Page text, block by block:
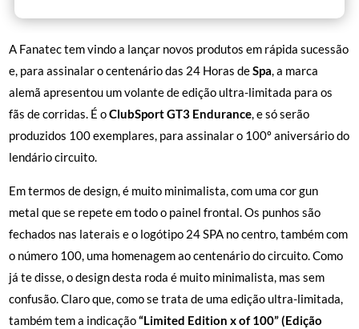
A Fanatec tem vindo a lançar novos produtos em rápida sucessão
e, para assinalar o centenário das 24 Horas deSpa, a marca
alemã apresentou um volante de edição ultra-limitada para os
fãs de corridas. É oClubSport GT3 Endurance, e só serão
produzidos 100 exemplares, para assinalar o 100º aniversário do
lendário circuito.
Em termos de design, é muito minimalista, com uma cor gun
metal que se repete em todo o painel frontal. Os punhos são
fechados nas laterais e o logótipo 24 SPA no centro, também com
o número 100, uma homenagem ao centenário do circuito. Como
já te disse, o design desta roda é muito minimalista, mas sem
confusão. Claro que, como se trata de uma edição ultra-limitada,
também tem a indicação“Limited Edition x of 100” (Edição